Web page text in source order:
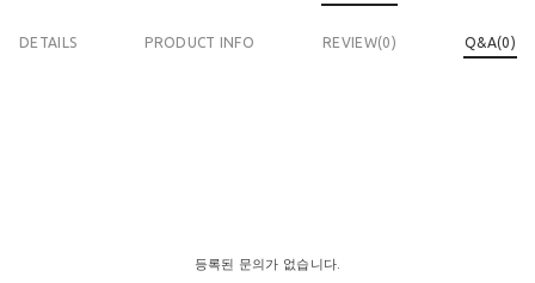
DETAILS PRODUCT INFO REVIEW(0) Q&A(0)
등록된 문의가 없습니다.